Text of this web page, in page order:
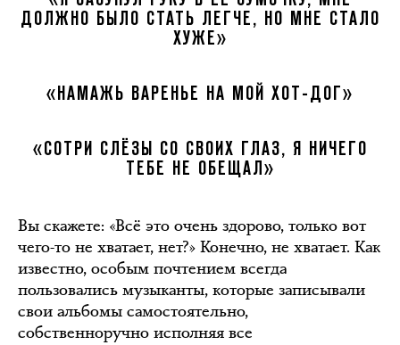
ДОЛЖНО БЫЛО СТАТЬ ЛЕГЧЕ, НО МНЕ СТАЛО
ХУЖЕ»
«НАМАЖЬ ВАРЕНЬЕ НА МОЙ ХОТ-ДОГ»
«СОТРИ СЛЁЗЫ СО СВОИХ ГЛАЗ, Я НИЧЕГО
ТЕБЕ НЕ ОБЕЩАЛ»
Вы скажете: «Всё это очень здорово, только вот
чего-то не хватает, нет?» Конечно, не хватает. Как
известно, особым почтением всегда
пользовались музыканты, которые записывали
свои альбомы самостоятельно,
собственноручно исполняя все